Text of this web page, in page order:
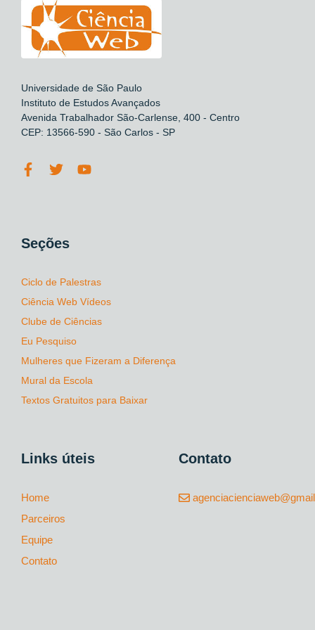
Universidade de São Paulo
Instituto de Estudos Avançados
Avenida Trabalhador São-Carlense, 400 - Centro
CEP: 13566-590 - São Carlos - SP
Seções
Ciclo de Palestras
Ciência Web Vídeos
Clube de Ciências
Eu Pesquiso
Mulheres que Fizeram a Diferença
Mural da Escola
Textos Gratuitos para Baixar
Links úteis
Home
Parceiros
Equipe
Contato
Contato